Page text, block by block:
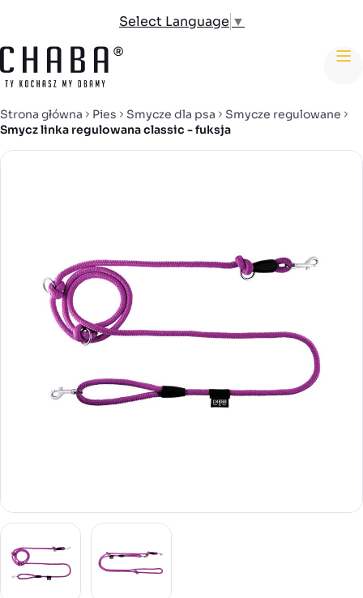
Select Language ▼
Strona główna Pies Smycze dla psa
Smycze regulowane
Smycz linka regulowana classic - fuksja